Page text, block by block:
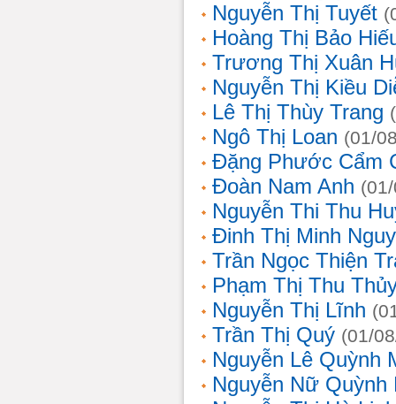
Nguyễn Thị Tuyết
Hoàng Thị Bảo
Trương Thị Xuân
Nguyễn Thị Kiều
Lê Thị Thùy Trang
Ngô Thị Loan (01/
Đặng Phước Cẩm
Đoàn Nam Anh
Nguyễn Thi Thu
Đinh Thị Minh
Trần Ngọc Thiện
Phạm Thị Thu
Nguyễn Thị Lĩnh
Trần Thị Quý (01/
Nguyễn Lê Quỳnh
Nguyễn Nữ